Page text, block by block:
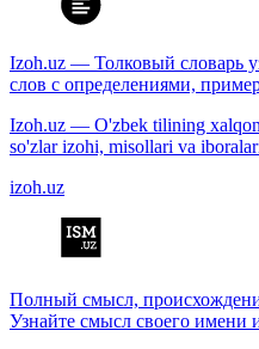
Izoh.uz — Толковый словарь
слов с определениями,
Izoh.uz — O'zbek tilining
so'zlar izohi, misollari va
izoh.uz
Полный смысл,
Узнайте смысл своего имени